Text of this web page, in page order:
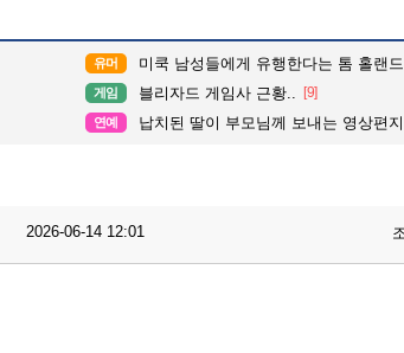
유머 미쿡 남성들에게 유행한다는 톰 홀랜
게임 블리자드 게임사 근황.. [9]
연예 납치된 딸이 부모님께 보내는 영상편
2026-06-14 12:01